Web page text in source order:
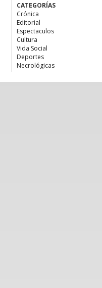
CATEGORÍAS
Crónica
Editorial
Espectaculos
Cultura
Vida Social
Deportes
Necrológicas